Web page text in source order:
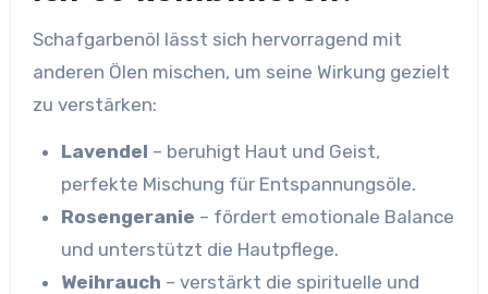
Schafgarbenöl lässt sich hervorragend mit
anderen Ölen mischen, um seine Wirkung gezielt
zu verstärken:
Lavendel – beruhigt Haut und Geist,
perfekte Mischung für Entspannungsöle.
Rosengeranie – fördert emotionale Balance
und unterstützt die Hautpflege.
Weihrauch – verstärkt die spirituelle und